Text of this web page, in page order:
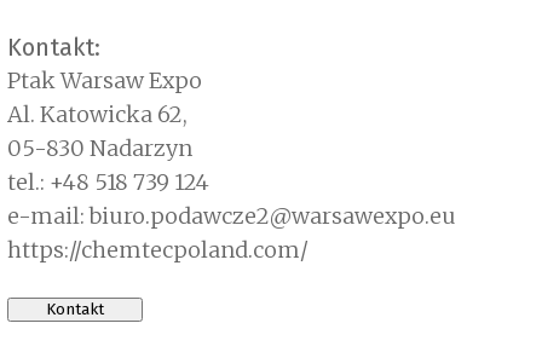
Kontakt:
Ptak Warsaw Expo
Al. Katowicka 62,
05-830 Nadarzyn
tel.: +48 518 739 124
e-mail: biuro.podawcze2@warsawexpo.eu
https://chemtecpoland.com/
Kontakt